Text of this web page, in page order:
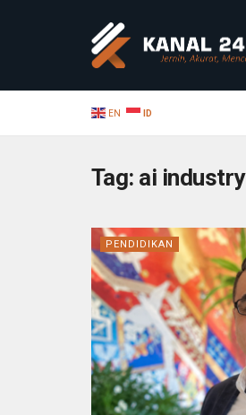
EN ID
Tag: ai industry
PENDIDIKAN